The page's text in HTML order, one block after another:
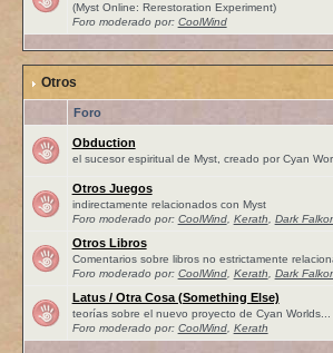
(Myst Online: Rerestoration Experiment)
Foro moderado por: CoolWind
Otros
Foro
Obduction
el sucesor espiritual de Myst, creado por Cyan
Otros Juegos
indirectamente relacionados con Myst
Foro moderado por: CoolWind, Kerath Dark
Otros Libros
Comentarios sobre libros no estrictamente
Foro moderado por: CoolWind, Kerath Dark
Latus / Otra Cosa (Something Else)
teorías sobre el nuevo proyecto de Cyan
Foro moderado por: CoolWind, Kerath